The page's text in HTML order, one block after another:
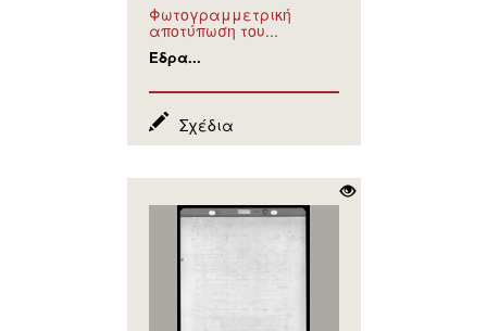
Φωτογραμμετρική
αποτύπωση του...
Έδρα...
Σχέδια